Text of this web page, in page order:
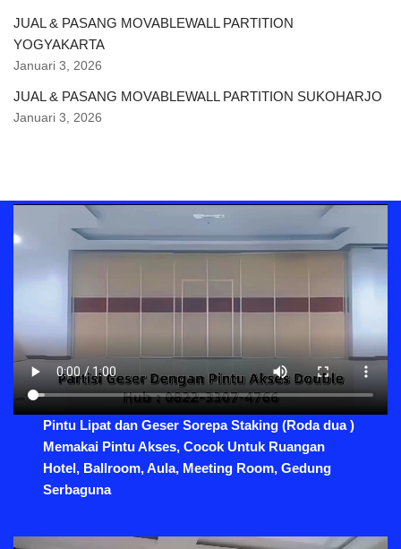
JUAL & PASANG MOVABLEWALL PARTITION
YOGYAKARTA
Januari 3, 2026
JUAL & PASANG MOVABLEWALL PARTITION SUKOHARJO
Januari 3, 2026
Pintu Lipat dan Geser Sorepa Staking (Roda dua )
Memakai Pintu Akses, Cocok Untuk Ruangan
Hotel, Ballroom, Aula, Meeting Room, Gedung
Serbaguna